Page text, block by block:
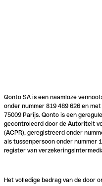
Qonto SA is een naamloze
onder nummer 819 489 626 en
75009 Parijs. Qonto is een
gecontroleerd door de Autoriteit
(ACPR), geregistreerd onder
als tussenpersoon onder nummer
register van
Het volledige bedrag van de door